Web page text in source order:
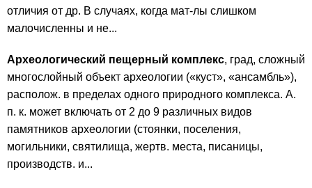
отличия от др. В случаях, когда мат-лы слишком
малочисленны и не...
Археологический пещерный комплекс, град, сложный
многослойный объект археологии («куст», «ансамбль»),
располож. в пределах одного природного комплекса. А.
п. к. может включать от 2 до 9 различных видов
памятников археологии (стоянки, поселения,
могильники, святилища, жертв. места, писаницы,
производств. и...